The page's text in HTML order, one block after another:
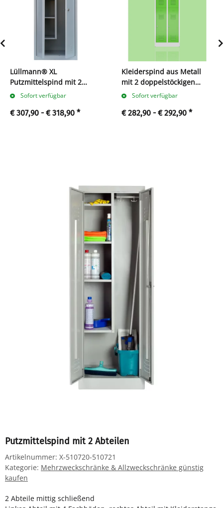
Lüllmann® XL
Putzmittelspind mit 2
Abteilen
Sofort verfügbar
€ 307,90 -€ 318,90 *
Kleiderspind aus Metall
mit 2 doppelstöckigen
Abteilen
Sofort verfügbar
€ 282,90 -€ 292,90 *
Putzmittelspind mit 2 Abteilen
Artikelnummer: X-510720-510721
Kategorie: Mehrzweckschränke & Allzweckschränke günstig
kaufen
2 Abteile mittig schließend